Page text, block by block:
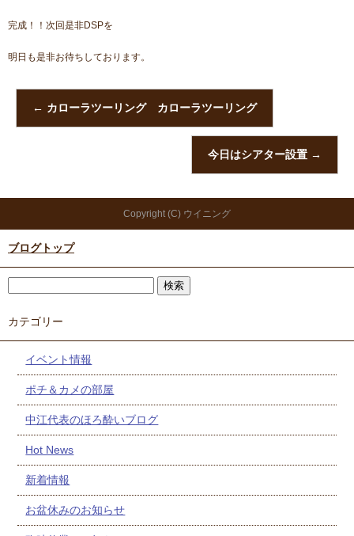
完成！！次回是非DSPを
明日も是非お待ちしております。
← カローラツーリング カローラツーリング
今日はシアター設置 →
Copyright (C) ウイニング
ブログトップ
カテゴリー
イベント情報
ポチ＆カメの部屋
中江代表のほろ酔いブログ
Hot News
新着情報
お盆休みのお知らせ